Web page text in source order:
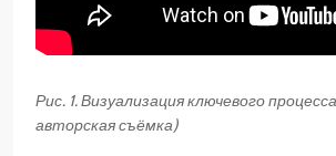
Рис. 1. Визуализация ключевого
авторская съёмка)